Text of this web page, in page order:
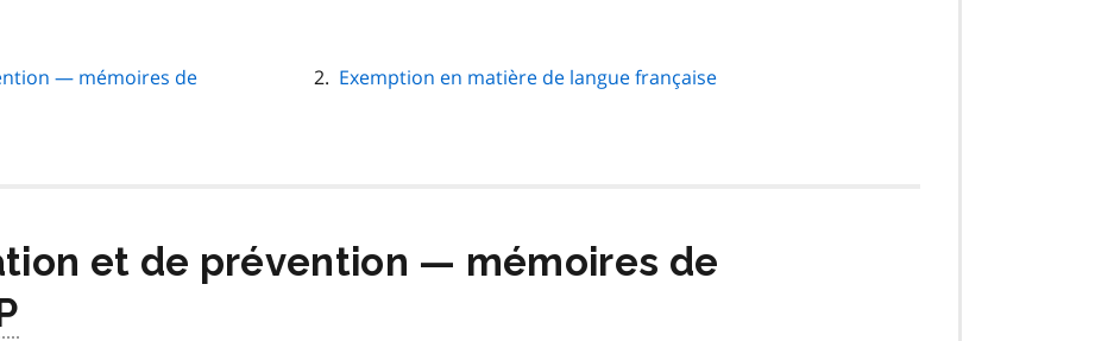
— mémoires de
Exemption en matière de langue française
et de prévention — mémoires de